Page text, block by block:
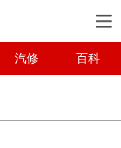
汽修 百科